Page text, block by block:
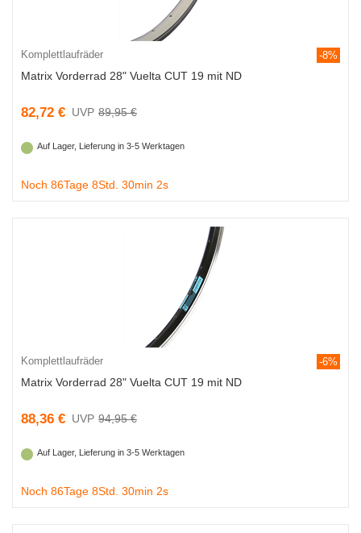
Komplettlaufräder -8%
Matrix Vorderrad 28" Vuelta CUT 19 mit ND
82,72 € 89,95 €
Auf Lager, Lieferung in 3-5 Werktagen
Noch 86Tage 8Std. 30min 1s
Komplettlaufräder -6%
Matrix Vorderrad 28" Vuelta CUT 19 mit ND
88,36 € 94,95 €
Auf Lager, Lieferung in 3-5 Werktagen
Noch 86Tage 8Std. 30min 1s